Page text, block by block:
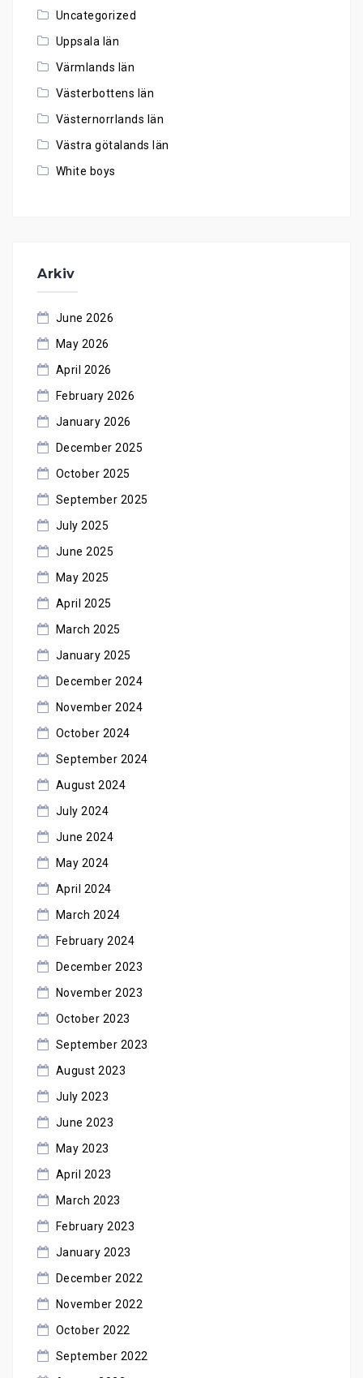
Uncategorized
Uppsala län
Värmlands län
Västerbottens län
Västernorrlands län
Västra götalands län
White boys
Arkiv
June 2026
May 2026
April 2026
February 2026
January 2026
December 2025
October 2025
September 2025
July 2025
June 2025
May 2025
April 2025
March 2025
January 2025
December 2024
November 2024
October 2024
September 2024
August 2024
July 2024
June 2024
May 2024
April 2024
March 2024
February 2024
December 2023
November 2023
October 2023
September 2023
August 2023
July 2023
June 2023
May 2023
April 2023
March 2023
February 2023
January 2023
December 2022
November 2022
October 2022
September 2022